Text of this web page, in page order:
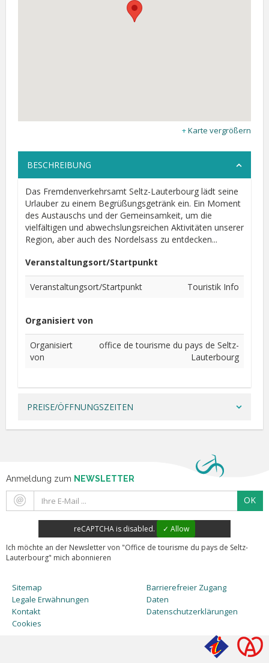
Karte vergrößern
BESCHREIBUNG
Das Fremdenverkehrsamt Seltz-Lauterbourg lädt seine
Urlauber zu einem Begrüßungsgetränk ein. Ein Moment
des Austauschs und der Gemeinsamkeit, um die
vielfältigen und abwechslungsreichen Aktivitäten unserer
Region, aber auch des Nordelsass zu entdecken...
Veranstaltungsort/Startpunkt
Veranstaltungsort/Startpunkt Touristik Info
Organisiert von
Organisiert
von
office de tourisme du pays de Seltz-
Lauterbourg
PREISE/ÖFFNUNGSZEITEN
Anmeldung zum NEWSLETTER
OK
reCAPTCHA is disabled.
✓ Allow
Ich möchte an der Newsletter von "Office de tourisme du pays de Seltz-
Lauterbourg" mich abonnieren
Sitemap
Barrierefreier Zugang
Legale Erwähnungen
Daten
Kontakt
Datenschutzerklärungen
Cookies